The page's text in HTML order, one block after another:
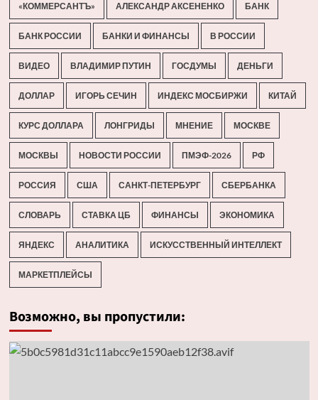
«КОММЕРСАНТЪ» АЛЕКСАНДР АКСЕНЕНКО БАНК
БАНК РОССИИ БАНКИ И ФИНАНСЫ В РОССИИ
ВИДЕО ВЛАДИМИР ПУТИН ГОСДУМЫ ДЕНЬГИ
ДОЛЛАР ИГОРЬ СЕЧИН ИНДЕКС МОСБИРЖИ КИТАЙ
КУРС ДОЛЛАРА ЛОНГРИДЫ МНЕНИЕ МОСКВЕ
МОСКВЫ НОВОСТИ РОССИИ ПМЭФ-2026 РФ
РОССИЯ США САНКТ-ПЕТЕРБУРГ СБЕРБАНКА
СЛОВАРЬ СТАВКА ЦБ ФИНАНСЫ ЭКОНОМИКА
ЯНДЕКС АНАЛИТИКА ИСКУССТВЕННЫЙ ИНТЕЛЛЕКТ
МАРКЕТПЛЕЙСЫ
Возможно, вы пропустили: